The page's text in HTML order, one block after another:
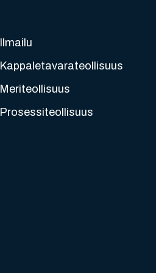
Ilmailu
Kappaletavarateollisuus
Meriteollisuus
Prosessiteollisuus